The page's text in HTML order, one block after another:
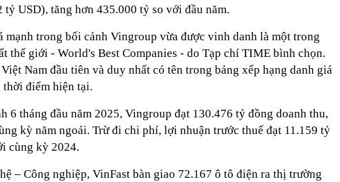
tỷ USD), tăng hơn 435.000 tỷ so với đầu năm.
mạnh trong bối cảnh Vingroup vừa được vinh danh là một trong
thế giới - World's Best Companies - do Tạp chí TIME bình chọn.
Nam đầu tiên và duy nhất có tên trong bảng xếp hạng danh giá
thời điểm hiện tại.
6 tháng đầu năm 2025, Vingroup đạt 130.476 tỷ đồng doanh thu,
kỳ năm ngoái. Trừ đi chi phí, lợi nhuận trước thuế đạt 11.159 tỷ
cùng kỳ 2024.
– Công nghiệp, VinFast bàn giao 72.167 ô tô điện ra thị trường